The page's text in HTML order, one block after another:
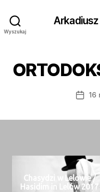
Wyszukaj
Data
16
Chasy­dzi w Lelowie /
Hasidim in Lelów 2017